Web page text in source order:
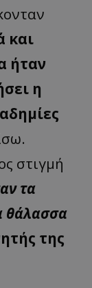
και
ήταν
η
στιγμή
τα
θάλασσα
της